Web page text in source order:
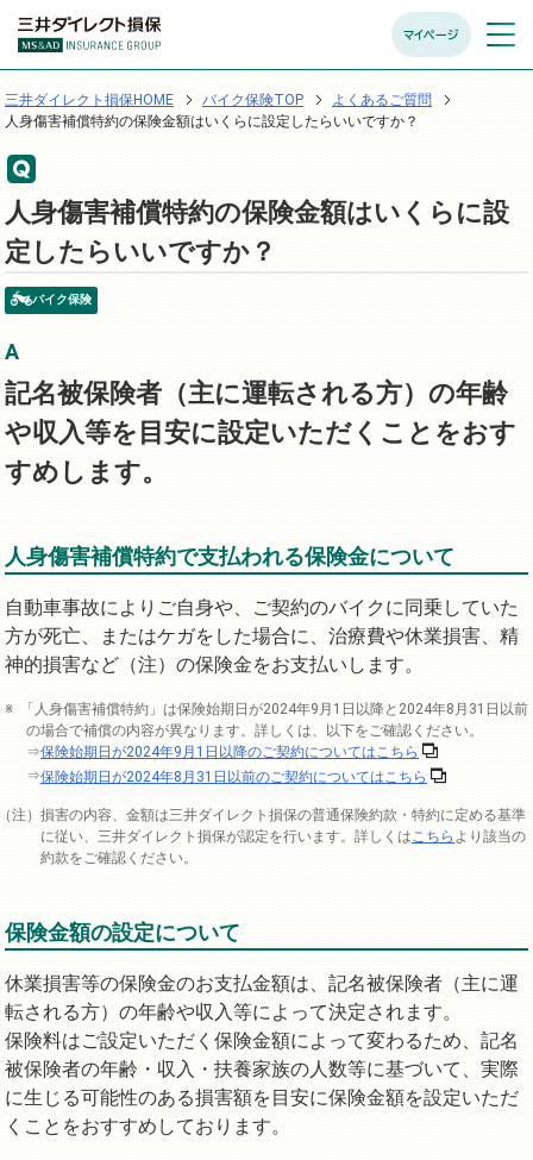
マイページ メニュ
開く
三井ダイレクト損保HOME バイク保険TOP
よくあるご質問
人身傷害補償特約の保険金額はいくらに設定したらいいですか？
人身傷害補償特約の保険金額はいくらに設
定したらいいですか？
バイク保険
記名被保険者（主に運転される方）の年齢
や収入等を目安に設定いただくことをおす
すめします。
人身傷害補償特約で支払われる保険金について
自動車事故によりご自身や、ご契約のバイクに同乗していた
方が死亡、またはケガをした場合に、治療費や休業損害、精
神的損害など（注）の保険金をお支払いします。
「人身傷害補償特約」は保険始期日が2024年9月1日以降と2024年8月31日以前
の場合で補償の内容が異なります。詳しくは、以下をご確認ください。
⇒保険始期日が2024年9月1日以降のご契約についてはこちら
⇒保険始期日が2024年8月31日以前のご契約についてはこちら
損害の内容、金額は三井ダイレクト損保の普通保険約款・特約に定める基準
に従い、三井ダイレクト損保が認定を行います。詳しくは こちら より該当の
約款をご確認ください。
保険金額の設定について
休業損害等の保険金のお支払金額は、記名被保険者（主に運
転される方）の年齢や収入等によって決定されます。
保険料はご設定いただく保険金額によって変わるため、記名
被保険者の年齢・収入・扶養家族の人数等に基づいて、実際
に生じる可能性のある損害額を目安に保険金額を設定いただ
くことをおすすめしております。